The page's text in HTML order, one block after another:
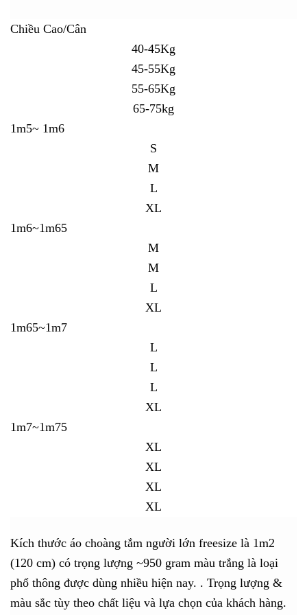
Chiều Cao/Cân
40-45Kg
45-55Kg
55-65Kg
65-75kg
1m5~ 1m6
S
M
L
XL
1m6~1m65
M
M
L
XL
1m65~1m7
L
L
L
XL
1m7~1m75
XL
XL
XL
XL
Kích thước áo choàng tắm người lớn freesize là 1m2
(120 cm) có trọng lượng ~950 gram màu trắng là loại
phổ thông được dùng nhiều hiện nay. . Trọng lượng &
màu sắc tùy theo chất liệu và lựa chọn của khách hàng.